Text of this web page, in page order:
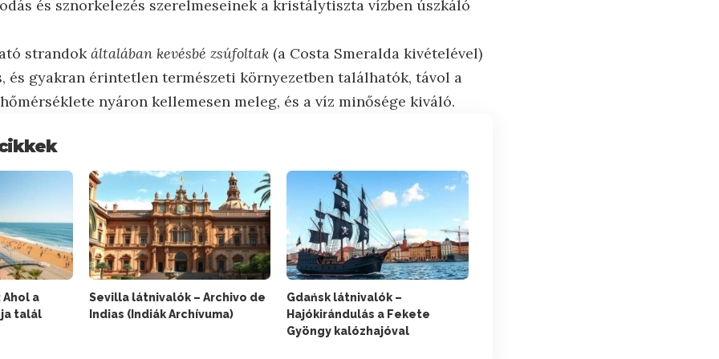
és sznorkelezés szerelmeseinek a kristálytiszta vízben úszkáló
strandokáltalában kevésbé zsúfoltak (a Costa Smeralda kivételével)
és gyakran érintetlen természeti környezetben találhatók, távol a
nyáron kellemesen meleg, és a víz minősége kiváló.
Ahol a
talál
Sevilla látnivalók – Archivo de
Indias (Indiák Archívuma)
Gdańsk látnivalók –
Hajókirándulás a Fekete
Gyöngy kalózhajóval